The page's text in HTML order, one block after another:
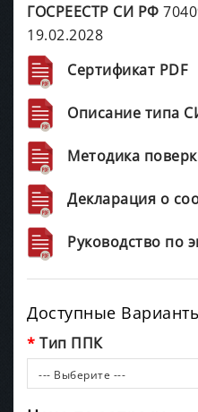
ГОСРЕЕСТР СИ РФ
19.02.2028
Сертификат PDF
Описание типа
Методика
Декларация о
Руководство по
Доступные
Тип ППК
--- Выберите ---